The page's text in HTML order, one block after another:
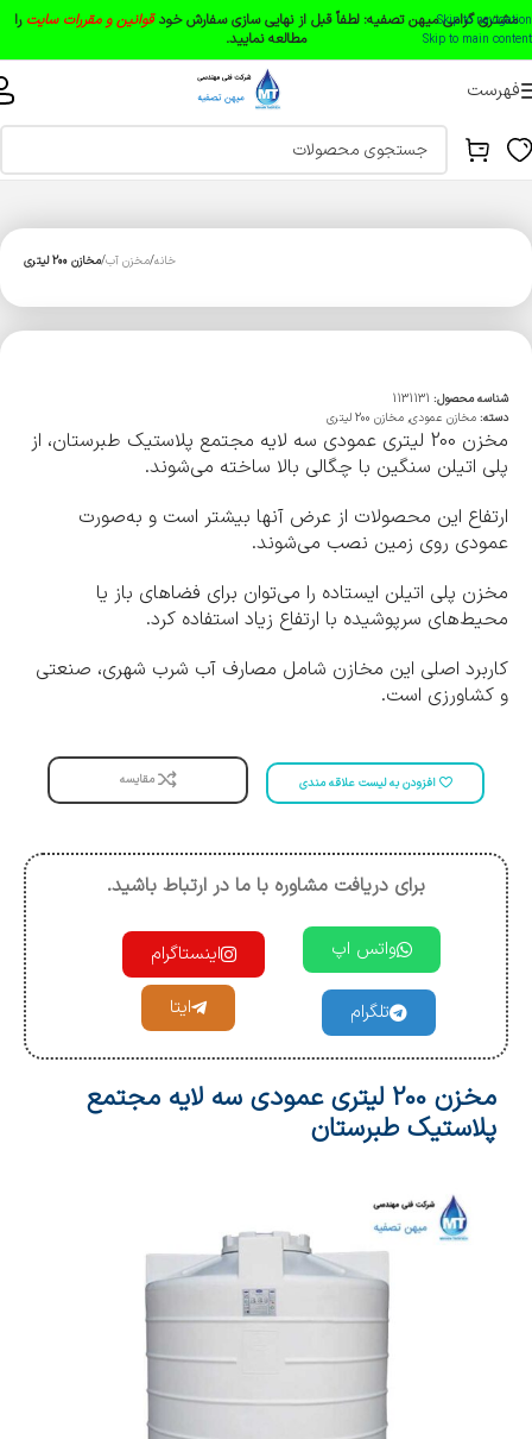
Skip to navigation
Skip to main content
مشتری گرامی میهن تصفیه: لطفاً قبل از نهایی سازی سفارش خودقوانین و مقررات سایت را
مطالعه نمایید.
فهرست
خانه مخزن آب مخازن 200 لیتری
شناسه محصول: 1131131
دسته: مخازن عمودی, مخازن 200 لیتری
مخزن 200 لیتری عمودی سه لایه مجتمع پلاستیک طبرستان، از
پلی اتیلن سنگین با چگالی بالا ساخته می‌شوند.
ارتفاع این محصولات از عرض آنها بیشتر است و به‌صورت
عمودی روی زمین نصب می‌شوند.
مخزن پلی اتیلن ایستاده را می‌توان برای فضاهای باز یا
محیط‌های سرپوشیده با ارتفاع زیاد استفاده کرد.
کاربرد اصلی این مخازن شامل مصارف آب شرب شهری، صنعتی
و کشاورزی است.
افزودن به لیست علاقه مندی مقایسه
برای دریافت مشاوره با ما در ارتباط باشید.
واتس اپ اینستاگرام
تلگرام ایتا
مخزن 200 لیتری عمودی سه لایه مجتمع
پلاستیک طبرستان